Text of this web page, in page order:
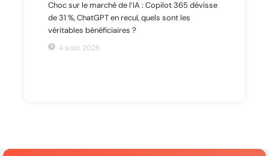
Choc sur le marché de l’IA : Copilot 365 dévisse
de 31 %, ChatGPT en recul, quels sont les
véritables bénéficiaires ?
4 août 2026